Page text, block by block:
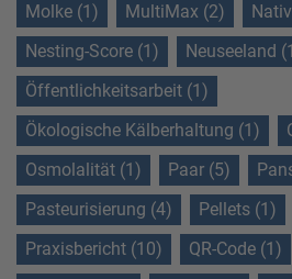
Molke (1)
MultiMax (2)
Nesting-Score (1)
Neuseeland
Öffentlichkeitsarbeit (1)
Ökologische Kälberhaltung (1)
Osmolalität (1)
Paar (5)
Pasteurisierung (4)
Pellets (1)
Praxisbericht (10)
QR-Code (1)